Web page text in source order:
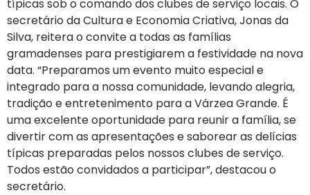
típicas sob o comando dos clubes de serviço locais. O
secretário da Cultura e Economia Criativa, Jonas da
Silva, reitera o convite a todas as famílias
gramadenses para prestigiarem a festividade na nova
data. “Preparamos um evento muito especial e
integrado para a nossa comunidade, levando alegria,
tradição e entretenimento para a Várzea Grande. É
uma excelente oportunidade para reunir a família, se
divertir com as apresentações e saborear as delícias
típicas preparadas pelos nossos clubes de serviço.
Todos estão convidados a participar”, destacou o
secretário.